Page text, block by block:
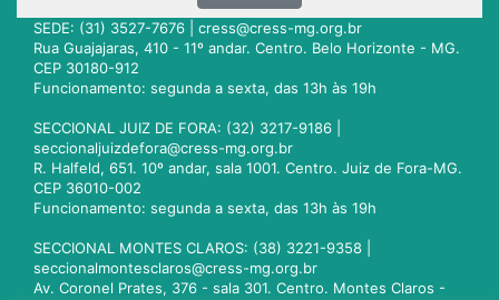
SEDE: (31) 3527-7676 | cress@cress-mg.org.br
Rua Guajajaras, 410 - 11º andar. Centro. Belo Horizonte - MG.
CEP 30180-912
Funcionamento: segunda a sexta, das 13h às 19h
SECCIONAL JUIZ DE FORA: (32) 3217-9186 |
seccionaljuizdefora@cress-mg.org.br
R. Halfeld, 651. 10º andar, sala 1001. Centro. Juiz de Fora-MG.
CEP 36010-002
Funcionamento: segunda a sexta, das 13h às 19h
SECCIONAL MONTES CLAROS: (38) 3221-9358 |
seccionalmontesclaros@cress-mg.org.br
Av. Coronel Prates, 376 - sala 301. Centro. Montes Claros -